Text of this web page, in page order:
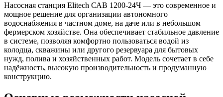
Насосная станция Elitech САВ 1200-24Ч — это современное и
мощное решение для организации автономного
водоснабжения в частном доме, на даче или в небольшом
фермерском хозяйстве. Она обеспечивает стабильное давление
в системе, позволяя комфортно пользоваться водой из
колодца, скважины или другого резервуара для бытовых
нужд, полива и хозяйственных работ. Модель сочетает в себе
надёжность, высокую производительность и продуманную
конструкцию.